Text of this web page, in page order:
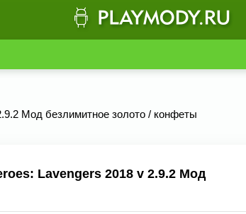
Мод безлимитное золото / конфеты
Lavengers 2018 v 2.9.2 Мод